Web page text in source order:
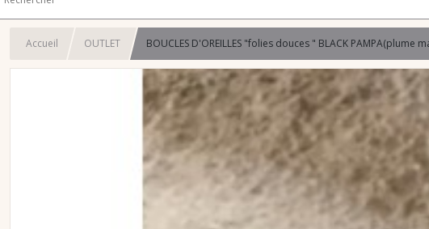
Accueil OUTLET BOUCLES D'OREILLES "folies douces " BLACK